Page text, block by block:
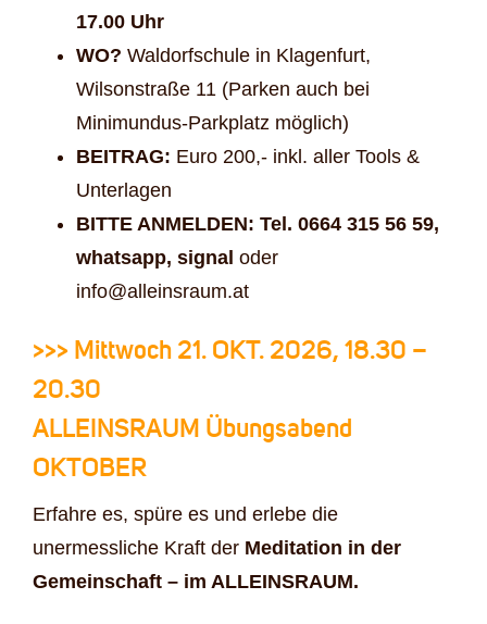
17.00 Uhr
WO? Waldorfschule in Klagenfurt,
Wilsonstraße 11 (Parken auch bei
Minimundus-Parkplatz möglich)
BEITRAG: Euro 200,- inkl. aller Tools &
Unterlagen
BITTE ANMELDEN: Tel. 0664 315 56 59,
whatsapp, signal oder
info@alleinsraum.at
>>> Mittwoch 21. OKT. 2026, 18.30 –
20.30
ALLEINSRAUM Übungsabend
OKTOBER
Erfahre es, spüre es und erlebe die
unermessliche Kraft der Meditation in der
Gemeinschaft – im ALLEINSRAUM.